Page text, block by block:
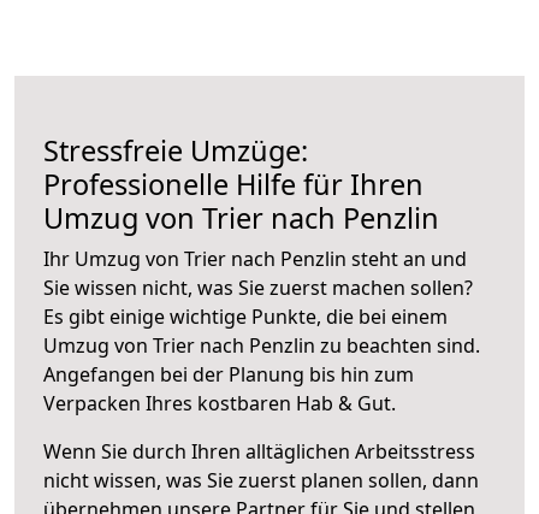
Stressfreie Umzüge:
Professionelle Hilfe für Ihren
Umzug von Trier nach Penzlin
Ihr Umzug von Trier nach Penzlin steht an und
Sie wissen nicht, was Sie zuerst machen sollen?
Es gibt einige wichtige Punkte, die bei einem
Umzug von Trier nach Penzlin zu beachten sind.
Angefangen bei der Planung bis hin zum
Verpacken Ihres kostbaren Hab & Gut.
Wenn Sie durch Ihren alltäglichen Arbeitsstress
nicht wissen, was Sie zuerst planen sollen, dann